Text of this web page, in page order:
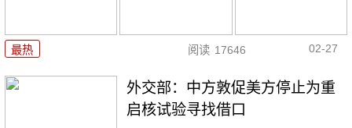
最热 阅读 17646 02-27
外交部：中方敦促美方停止为重
启核试验寻找借口